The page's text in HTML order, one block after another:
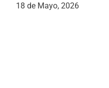
18 de Mayo, 2026